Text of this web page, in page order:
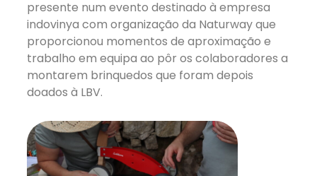
presente num evento destinado à empresa
indovinya com organização da Naturway que
proporcionou momentos de aproximação e
trabalho em equipa ao pôr os colaboradores a
montarem brinquedos que foram depois
doados à LBV.